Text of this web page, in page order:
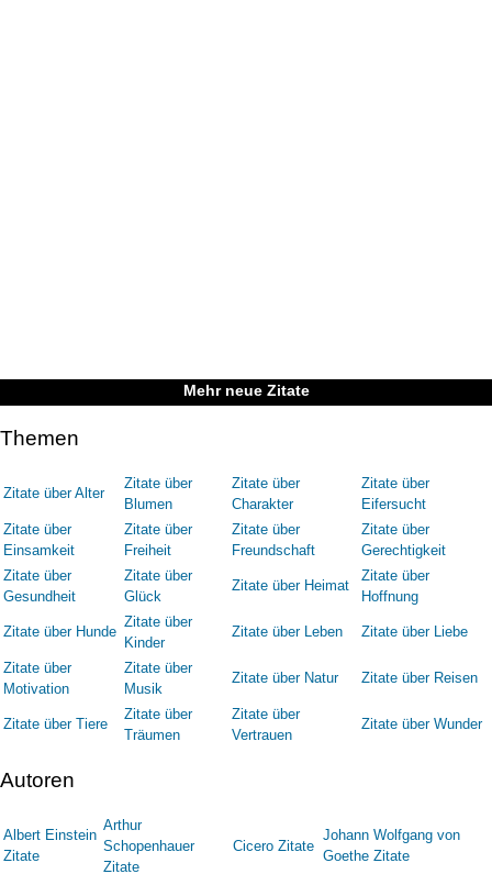
Mehr neue Zitate
Themen
Zitate über Alter
Zitate über
Blumen
Zitate über
Charakter
Zitate über
Eifersucht
Zitate über
Einsamkeit
Zitate über
Freiheit
Zitate über
Freundschaft
Zitate über
Gerechtigkeit
Zitate über
Gesundheit
Zitate über
Glück
Zitate über Heimat
Zitate über
Hoffnung
Zitate über Hunde
Zitate über
Kinder
Zitate über Leben Zitate über Liebe
Zitate über
Motivation
Zitate über
Musik
Zitate über Natur Zitate über Reisen
Zitate über Tiere
Zitate über
Träumen
Zitate über
Vertrauen
Zitate über Wunder
Autoren
Albert Einstein
Zitate
Arthur
Schopenhauer
Zitate
Cicero Zitate
Johann Wolfgang von
Goethe Zitate